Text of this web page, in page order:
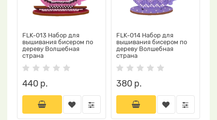
FLK-013 Набор для
вышивания бисером по
дереву Волшебная
страна
440 р.
FLK-014 Набор для
вышивания бисером по
дереву Волшебная
страна
380 р.